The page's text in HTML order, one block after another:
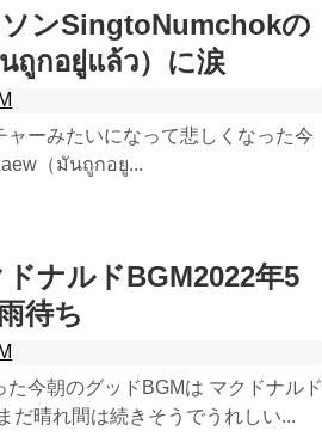
ンSingtoNumchokの
ถูกอยู่แล้ว）に涙
ーみたいになって悲しくなった今
（มันถูกอยู...
ナルドBGM2022年5
待ち
今朝のグッドBGMは マクドナルド
だ晴れ間は続きそうでうれしい...